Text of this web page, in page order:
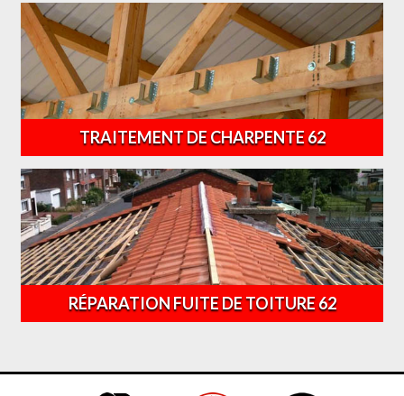
TRAITEMENT DE CHARPENTE 62
RÉPARATION FUITE DE TOITURE 62